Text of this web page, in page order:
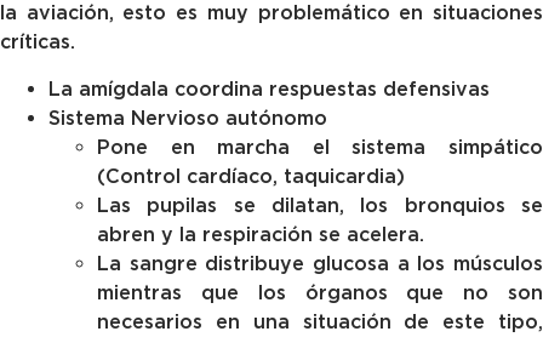
la aviación, esto es muy problemático en situaciones
críticas.
La amígdala coordina respuestas defensivas
Sistema Nervioso autónomo
Pone en marcha el sistema simpático
(Control cardíaco, taquicardia)
Las pupilas se dilatan, los bronquios se
abren y la respiración se acelera.
La sangre distribuye glucosa a los músculos
mientras que los órganos que no son
necesarios en una situación de este tipo,